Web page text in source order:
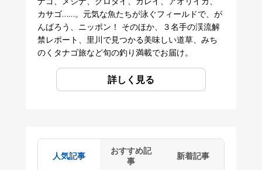
カサゴ……。元気な魚たちが泳ぐフィールドで、が
んばろう、ニッポン！ そのほか、３名手の渓流解
禁レポート、里川で見つかる美味しい道草、みち
のくタナゴ旅など旬の釣り満載でお届け。
詳しく見る
人気記事
おすすめ記
事
新着記事